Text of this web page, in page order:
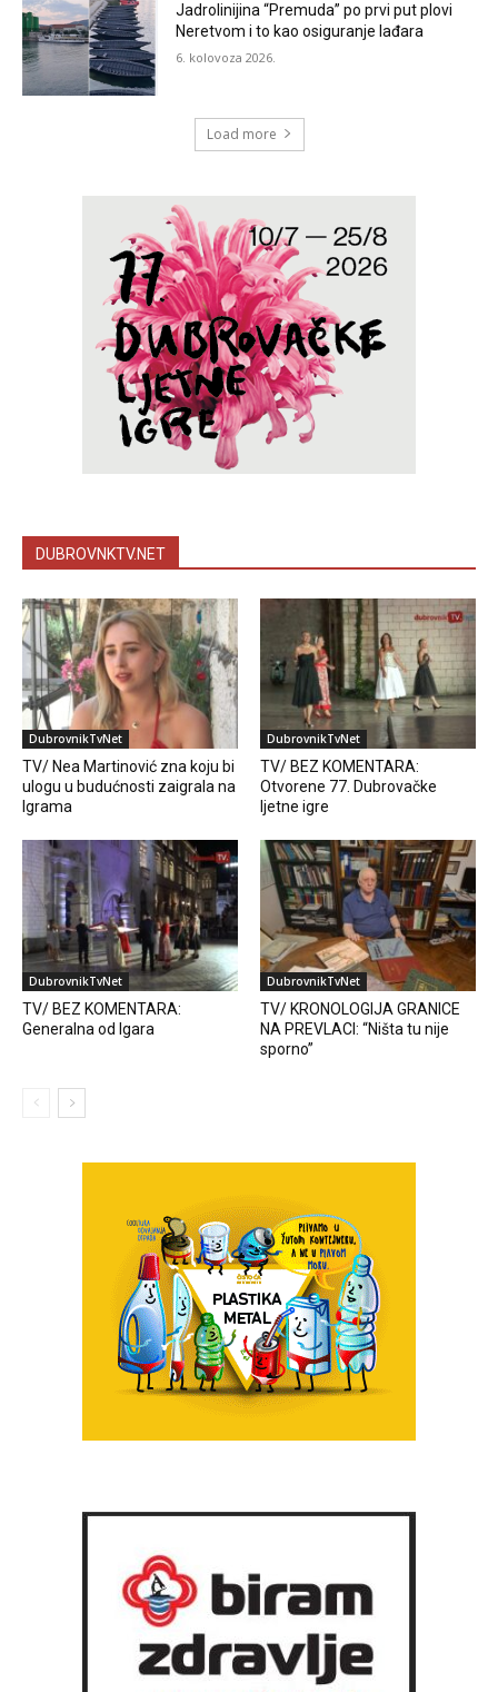
Jadrolinijina “Premuda” po prvi put plovi
Neretvom i to kao osiguranje lađara
6. kolovoza 2026.
Load more
DUBROVNKTV.NET
DubrovnikTvNet
TV/ Nea Martinović zna koju bi
ulogu u budućnosti zaigrala na
Igrama
DubrovnikTvNet
TV/ BEZ KOMENTARA:
Otvorene 77. Dubrovačke
ljetne igre
DubrovnikTvNet
TV/ BEZ KOMENTARA:
Generalna od Igara
DubrovnikTvNet
TV/ KRONOLOGIJA GRANICE
NA PREVLACI: “Ništa tu nije
sporno”